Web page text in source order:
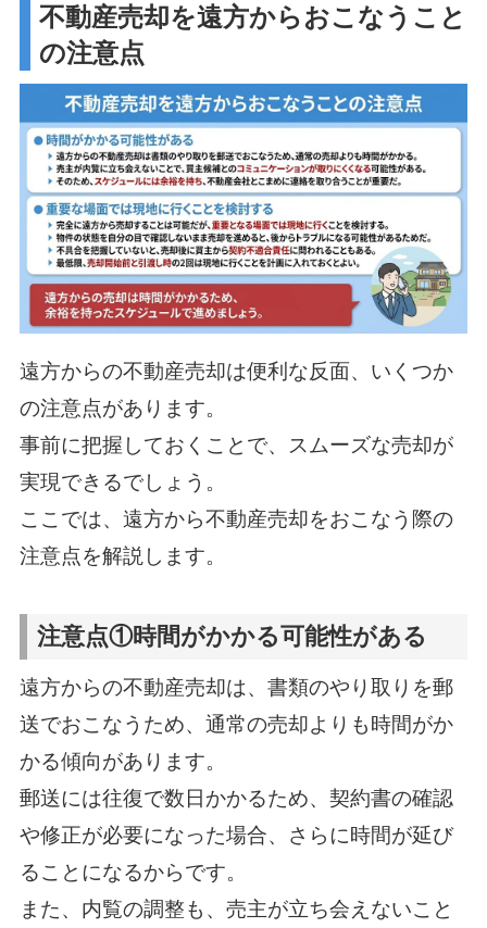
不動産売却を遠方からおこなうこと
の注意点
遠方からの不動産売却は便利な反面、いくつか
の注意点があります。
事前に把握しておくことで、スムーズな売却が
実現できるでしょう。
ここでは、遠方から不動産売却をおこなう際の
注意点を解説します。
注意点①時間がかかる可能性がある
遠方からの不動産売却は、書類のやり取りを郵
送でおこなうため、通常の売却よりも時間がか
かる傾向があります。
郵送には往復で数日かかるため、契約書の確認
や修正が必要になった場合、さらに時間が延び
ることになるからです。
また、内覧の調整も、売主が立ち会えないこと